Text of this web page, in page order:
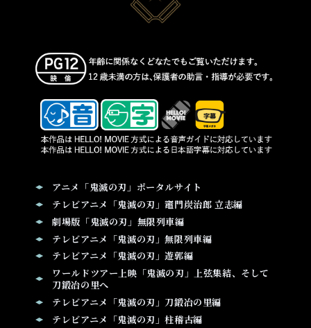
アニメ「鬼滅の刃」ポータルサイト
テレビアニメ「鬼滅の刃」竈門炭治郎 立志編
劇場版「鬼滅の刃」無限列車編
テレビアニメ「鬼滅の刃」無限列車編
テレビアニメ「鬼滅の刃」遊郭編
ワールドツアー上映「鬼滅の刃」上弦集結、そして
刀鍛冶の里へ
テレビアニメ「鬼滅の刃」刀鍛冶の里編
テレビアニメ「鬼滅の刃」柱稽古編